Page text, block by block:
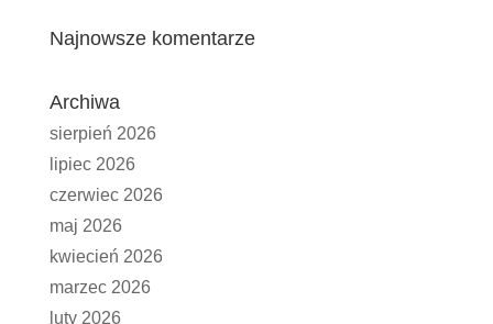
Najnowsze komentarze
Archiwa
sierpień 2026
lipiec 2026
czerwiec 2026
maj 2026
kwiecień 2026
marzec 2026
luty 2026